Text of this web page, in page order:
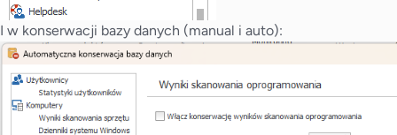
I w konserwacji bazy danych (manual i auto):